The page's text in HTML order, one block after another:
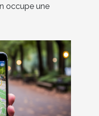
occupe une